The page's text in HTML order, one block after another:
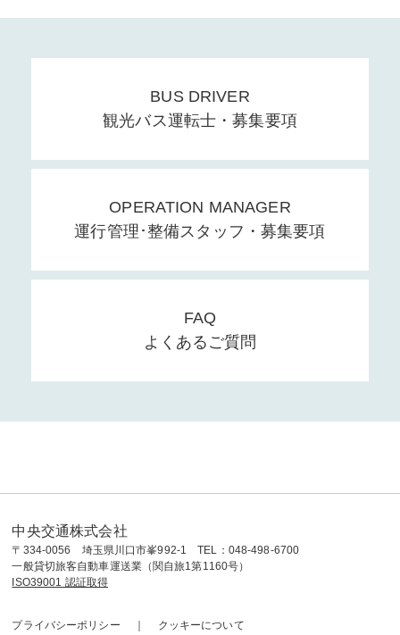
BUS DRIVER
観光バス運転士・募集要項
OPERATION MANAGER
運行管理･整備スタッフ・募集要項
FAQ
よくあるご質問
中央交通株式会社
〒334-0056 埼玉県川口市峯992-1 TEL：048-498-6700
一般貸切旅客自動車運送業（関自旅1第1160号）
ISO39001 認証取得
プライバシーポリシー クッキーについて